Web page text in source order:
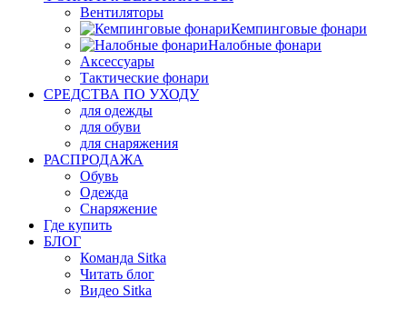
Вентиляторы
Кемпинговые фонари
Налобные фонари
Аксессуары
Тактические фонари
СРЕДСТВА ПО УХОДУ
для одежды
для обуви
для снаряжения
РАСПРОДАЖА
Обувь
Одежда
Снаряжение
Где купить
БЛОГ
Команда Sitka
Читать блог
Видео Sitka